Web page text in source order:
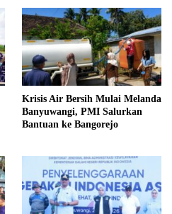
Krisis Air Bersih Mulai Melanda
Banyuwangi, PMI Salurkan
Bantuan ke Bangorejo